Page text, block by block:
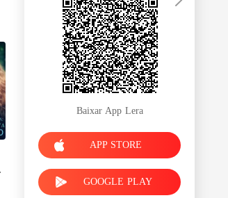
Baixar App Lera
APP STORE
GOOGLE PLAY